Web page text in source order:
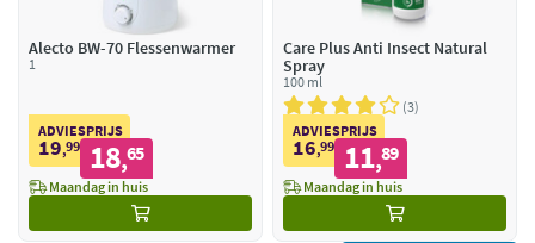
Alecto BW-70 Flessenwarmer
1
ADVIESPRIJS
19,99 18,65
Maandag in huis
Care Plus Anti Insect Natural
Spray
100 ml
3
ADVIESPRIJS
16,99 11,89
Maandag in huis